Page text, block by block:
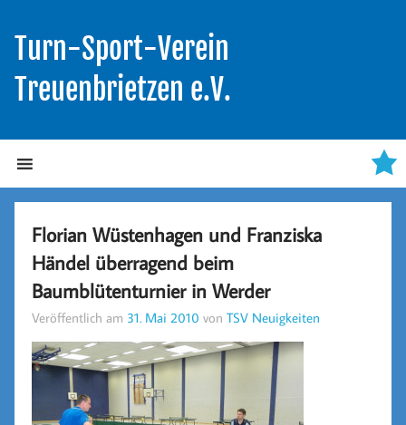
Turn-Sport-Verein
Treuenbrietzen e.V.
Florian Wüstenhagen und Franziska
Händel überragend beim
Baumblütenturnier in Werder
Veröffentlich am 31. Mai 2010 vonTSV Neuigkeiten